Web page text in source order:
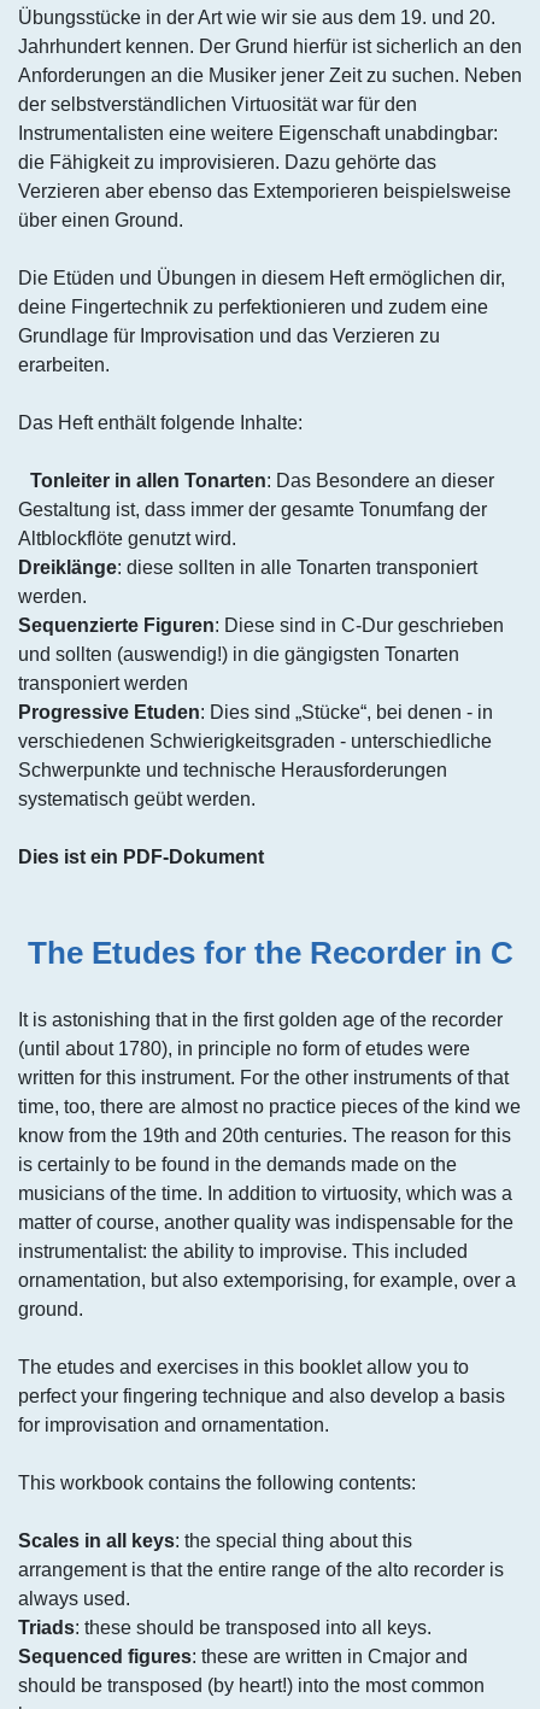
Übungsstücke in der Art wie wir sie aus dem 19. und 20.
Jahrhundert kennen. Der Grund hierfür ist sicherlich an den
Anforderungen an die Musiker jener Zeit zu suchen. Neben
der selbstverständlichen Virtuosität war für den
Instrumentalisten eine weitere Eigenschaft unabdingbar:
die Fähigkeit zu improvisieren. Dazu gehörte das
Verzieren aber ebenso das Extemporieren beispielsweise
über einen Ground.
Die Etüden und Übungen in diesem Heft ermöglichen dir,
deine Fingertechnik zu perfektionieren und zudem eine
Grundlage für Improvisation und das Verzieren zu
erarbeiten.
Das Heft enthält folgende Inhalte:
Tonleiter in allen Tonarten: Das Besondere an dieser
Gestaltung ist, dass immer der gesamte Tonumfang der
Altblockflöte genutzt wird.
Dreiklänge: diese sollten in alle Tonarten transponiert
werden.
Sequenzierte Figuren: Diese sind in C-Dur geschrieben
und sollten (auswendig!) in die gängigsten Tonarten
transponiert werden
Progressive Etuden: Dies sind „Stücke“, bei denen - in
verschiedenen Schwierigkeitsgraden - unterschiedliche
Schwerpunkte und technische Herausforderungen
systematisch geübt werden.
Dies ist ein PDF-Dokument
The Etudes for the Recorder in C
It is astonishing that in the first golden age of the recorder
(until about 1780), in principle no form of etudes were
written for this instrument. For the other instruments of that
time, too, there are almost no practice pieces of the kind we
know from the 19th and 20th centuries. The reason for this
is certainly to be found in the demands made on the
musicians of the time. In addition to virtuosity, which was a
matter of course, another quality was indispensable for the
instrumentalist: the ability to improvise. This included
ornamentation, but also extemporising, for example, over a
ground.
The etudes and exercises in this booklet allow you to
perfect your fingering technique and also develop a basis
for improvisation and ornamentation.
This workbook contains the following contents:
Scales in all keys: the special thing about this
arrangement is that the entire range of the alto recorder is
always used.
Triads: these should be transposed into all keys.
Sequenced figures: these are written in Cmajor and
should be transposed (by heart!) into the most common